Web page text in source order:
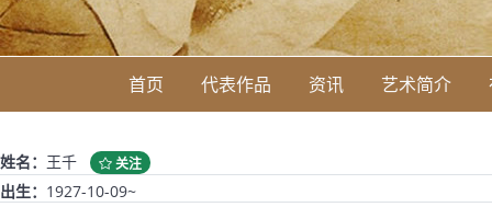
首页 代表作品 资讯 艺术简介
姓名： 王千 关注
出生： 1927-10-09~